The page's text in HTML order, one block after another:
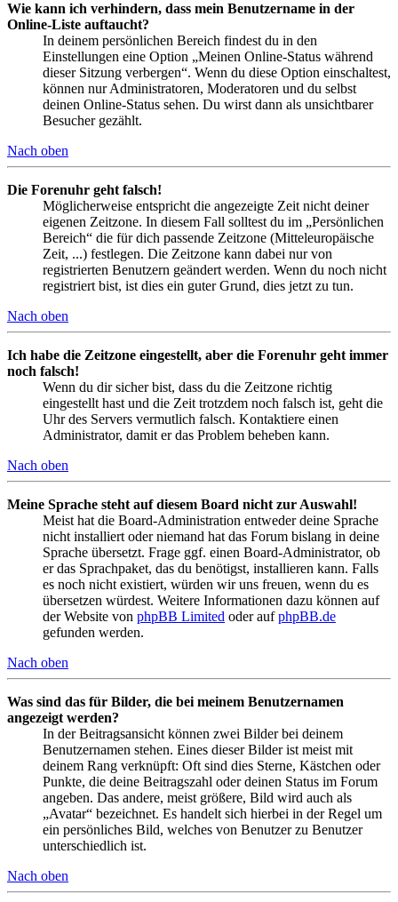
Wie kann ich verhindern, dass mein Benutzername in der
Online-Liste auftaucht?
In deinem persönlichen Bereich findest du in den
Einstellungen eine Option „Meinen Online-Status während
dieser Sitzung verbergen“. Wenn du diese Option einschaltest,
können nur Administratoren, Moderatoren und du selbst
deinen Online-Status sehen. Du wirst dann als unsichtbarer
Besucher gezählt.
Nach oben
Die Forenuhr geht falsch!
Möglicherweise entspricht die angezeigte Zeit nicht deiner
eigenen Zeitzone. In diesem Fall solltest du im „Persönlichen
Bereich“ die für dich passende Zeitzone (Mitteleuropäische
Zeit, ...) festlegen. Die Zeitzone kann dabei nur von
registrierten Benutzern geändert werden. Wenn du noch nicht
registriert bist, ist dies ein guter Grund, dies jetzt zu tun.
Nach oben
Ich habe die Zeitzone eingestellt, aber die Forenuhr geht immer
noch falsch!
Wenn du dir sicher bist, dass du die Zeitzone richtig
eingestellt hast und die Zeit trotzdem noch falsch ist, geht die
Uhr des Servers vermutlich falsch. Kontaktiere einen
Administrator, damit er das Problem beheben kann.
Nach oben
Meine Sprache steht auf diesem Board nicht zur Auswahl!
Meist hat die Board-Administration entweder deine Sprache
nicht installiert oder niemand hat das Forum bislang in deine
Sprache übersetzt. Frage ggf. einen Board-Administrator, ob
er das Sprachpaket, das du benötigst, installieren kann. Falls
es noch nicht existiert, würden wir uns freuen, wenn du es
übersetzen würdest. Weitere Informationen dazu können auf
der Website von phpBB Limited oder aufphpBB.de
gefunden werden.
Nach oben
Was sind das für Bilder, die bei meinem Benutzernamen
angezeigt werden?
In der Beitragsansicht können zwei Bilder bei deinem
Benutzernamen stehen. Eines dieser Bilder ist meist mit
deinem Rang verknüpft: Oft sind dies Sterne, Kästchen oder
Punkte, die deine Beitragszahl oder deinen Status im Forum
angeben. Das andere, meist größere, Bild wird auch als
„Avatar“ bezeichnet. Es handelt sich hierbei in der Regel um
ein persönliches Bild, welches von Benutzer zu Benutzer
unterschiedlich ist.
Nach oben